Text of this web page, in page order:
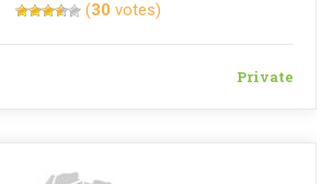
(30 votes)
Private